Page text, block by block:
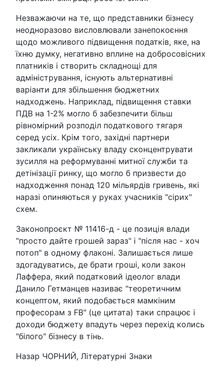
Незважаючи на те, що представники бізнесу
неодноразово висловлювали занепокоєння
щодо можливого підвищення податків, яке, на
їхню думку, негативно вплине на добросовісних
платників і створить складнощі для
адміністрування, існують альтернативні
варіанти для збільшення бюджетних
надходжень. Наприклад, підвищення ставки
ПДВ на 1-2% могло б забезпечити більш
рівномірний розподіл податкового тягаря
серед усіх. Крім того, західні партнери
закликали українську владу сконцентрувати
зусилля на реформуванні митної служби та
детінізації ринку, що могло б призвести до
надходження понад 120 мільярдів гривень, які
наразі опиняються у руках учасників "сірих"
схем.
Законопроєкт № 11416-д - це позиція влади
"просто дайте грошей зараз" і "після нас - хоч
потоп" в одному флаконі. Залишається лише
здогадуватись, де брати гроші, коли закон
Лаффера, який податковий ідеолог влади
Данило Гетманцев називає "теоретичним
концептом, який подобається мамкіним
професорам з FB" (це цитата) таки спрацює і
доходи бюджету впадуть через перехід колись
"білого" бізнесу в тінь.
Назар ЧОРНИЙ, Літературні Знаки